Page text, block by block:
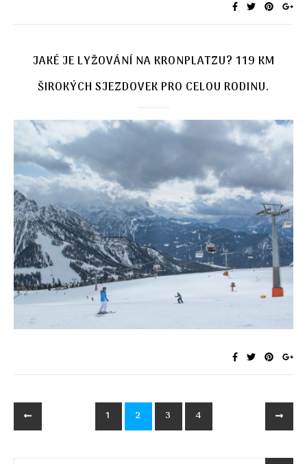
JAKÉ JE LYŽOVÁNÍ NA KRONPLATZU? 119 KM
ŠIROKÝCH SJEZDOVEK PRO CELOU RODINU.
1 2 3 4